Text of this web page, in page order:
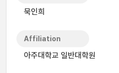
묵인희
Affiliation
아주대학교 일반대학원